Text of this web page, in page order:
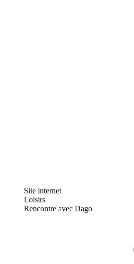
Site internet
Loisirs
Rencontre avec Dago